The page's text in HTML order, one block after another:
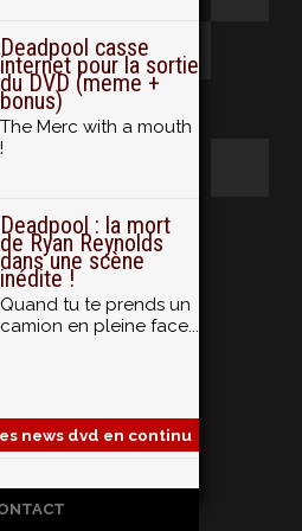
Deadpool casse
internet pour la sortie
du DVD (meme +
bonus)
The Merc with a mouth
!
Deadpool : la mort
de Ryan Reynolds
dans une scène
inédite !
Quand tu te prends un
camion en pleine face...
news dvd en continu